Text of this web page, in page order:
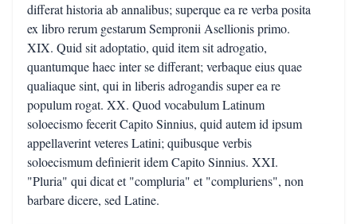
differat historia ab annalibus; superque ea re verba posita
ex libro rerum gestarum Sempronii Asellionis primo.
XIX. Quid sit adoptatio, quid item sit adrogatio,
quantumque haec inter se differant; verbaque eius quae
qualiaque sint, qui in liberis adrogandis super ea re
populum rogat. XX. Quod vocabulum Latinum
soloecismo fecerit Capito Sinnius, quid autem id ipsum
appellaverint veteres Latini; quibusque verbis
soloecismum definierit idem Capito Sinnius. XXI.
"Pluria" qui dicat et "compluria" et "compluriens", non
barbare dicere, sed Latine.